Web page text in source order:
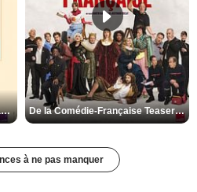
Les Matins merveilleux Bande-annonce VF De la Comédie-Française Teaser VF
à ne pas manquer